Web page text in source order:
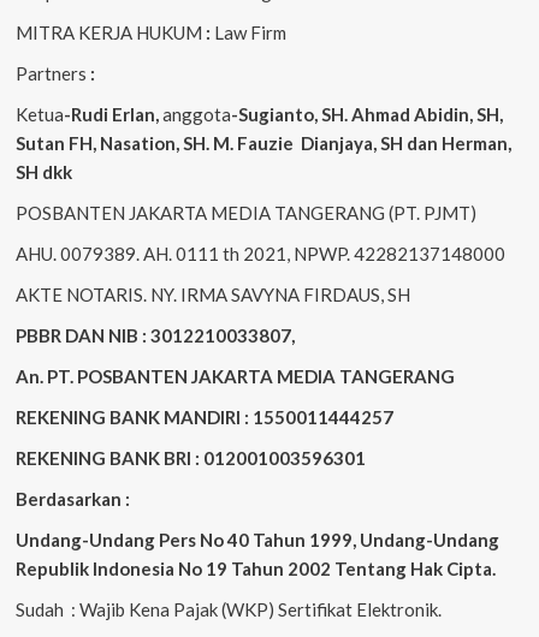
MITRA KERJA HUKUM : Law Firm
Partners :
Ketua-Rudi Erlan,anggota-Sugianto, SH. Ahmad Abidin, SH,
Sutan FH, Nasation, SH. M. Fauzie Dianjaya, SH dan Herman,
SH dkk
POSBANTEN JAKARTA MEDIA TANGERANG (PT. PJMT)
AHU. 0079389. AH. 0111 th 2021, NPWP. 42282137148000
AKTE NOTARIS. NY. IRMA SAVYNA FIRDAUS, SH
PBBR DAN NIB : 3012210033807,
An. PT. POSBANTEN JAKARTA MEDIA TANGERANG
REKENING BANK MANDIRI : 1550011444257
REKENING BANK BRI : 012001003596301
Berdasarkan :
Undang-Undang Pers No 40 Tahun 1999, Undang-Undang
Republik Indonesia No 19 Tahun 2002 Tentang Hak Cipta.
Sudah : Wajib Kena Pajak (WKP) Sertifikat Elektronik.